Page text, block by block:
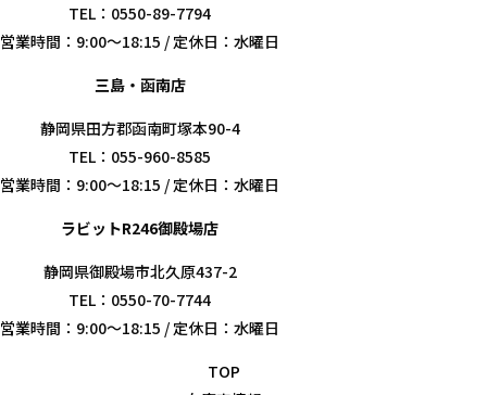
TEL：0550-89-7794
営業時間：9:00～18:15 / 定休日：水曜日
三島・函南店
静岡県田方郡函南町塚本90-4
TEL：055-960-8585
営業時間：9:00～18:15 / 定休日：水曜日
ラビットR246御殿場店
静岡県御殿場市北久原437-2
TEL：0550-70-7744
営業時間：9:00～18:15 / 定休日：水曜日
TOP